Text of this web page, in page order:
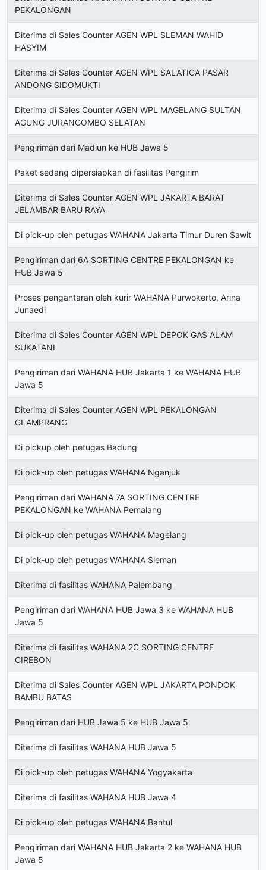
PEKALONGAN
Diterima di Sales Counter AGEN WPL SLEMAN WAHID
HASYIM
Diterima di Sales Counter AGEN WPL SALATIGA PASAR
ANDONG SIDOMUKTI
Diterima di Sales Counter AGEN WPL MAGELANG SULTAN
AGUNG JURANGOMBO SELATAN
Pengiriman dari Madiun ke HUB Jawa 5
Paket sedang dipersiapkan di fasilitas Pengirim
Diterima di Sales Counter AGEN WPL JAKARTA BARAT
JELAMBAR BARU RAYA
Di pick-up oleh petugas WAHANA Jakarta Timur Duren Sawit
Pengiriman dari 6A SORTING CENTRE PEKALONGAN ke
HUB Jawa 5
Proses pengantaran oleh kurir WAHANA Purwokerto, Arina
Junaedi
Diterima di Sales Counter AGEN WPL DEPOK GAS ALAM
SUKATANI
Pengiriman dari WAHANA HUB Jakarta 1 ke WAHANA HUB
Jawa 5
Diterima di Sales Counter AGEN WPL PEKALONGAN
GLAMPRANG
Di pickup oleh petugas Badung
Di pick-up oleh petugas WAHANA Nganjuk
Pengiriman dari WAHANA 7A SORTING CENTRE
PEKALONGAN ke WAHANA Pemalang
Di pick-up oleh petugas WAHANA Magelang
Di pick-up oleh petugas WAHANA Sleman
Diterima di fasilitas WAHANA Palembang
Pengiriman dari WAHANA HUB Jawa 3 ke WAHANA HUB
Jawa 5
Diterima di fasilitas WAHANA 2C SORTING CENTRE
CIREBON
Diterima di Sales Counter AGEN WPL JAKARTA PONDOK
BAMBU BATAS
Pengiriman dari HUB Jawa 5 ke HUB Jawa 5
Diterima di fasilitas WAHANA HUB Jawa 5
Di pick-up oleh petugas WAHANA Yogyakarta
Diterima di fasilitas WAHANA HUB Jawa 4
Di pick-up oleh petugas WAHANA Bantul
Pengiriman dari WAHANA HUB Jakarta 2 ke WAHANA HUB
Jawa 5